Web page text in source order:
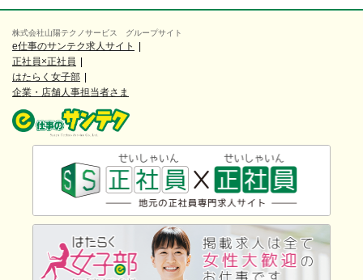
株式会社山陽テクノサービス グループサイト
e仕事のサンテク求人サイト
正社員×正社員
はたらく女子部
企業・店舗人事担当者さま